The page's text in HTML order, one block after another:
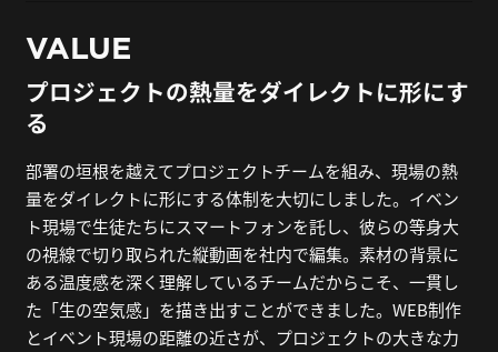
VALUE
プロジェクトの熱量をダイレクトに形にす
る
部署の垣根を越えてプロジェクトチームを組み、現場の熱
量をダイレクトに形にする体制を大切にしました。イベン
ト現場で生徒たちにスマートフォンを託し、彼らの等身大
の視線で切り取られた縦動画を社内で編集。素材の背景に
ある温度感を深く理解しているチームだからこそ、一貫し
た「生の空気感」を描き出すことができました。WEB制作
とイベント現場の距離の近さが、プロジェクトの大きな力